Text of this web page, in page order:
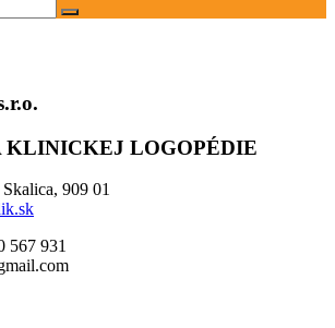
LOGOPÉDIE
909 01
567 931